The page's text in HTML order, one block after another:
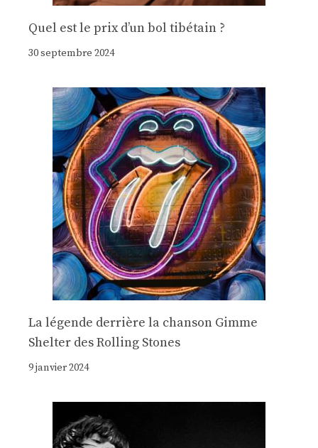
Quel est le prix d’un bol tibétain ?
30 septembre 2024
La légende derrière la chanson Gimme
Shelter des Rolling Stones
9 janvier 2024